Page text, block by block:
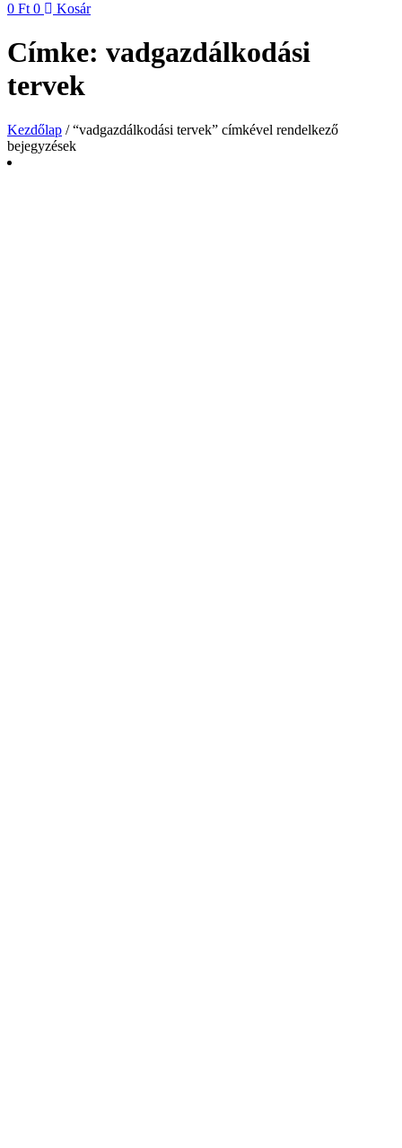
0 Ft 0 Kosár
Címke: vadgazdálkodási
tervek
Kezdőlap / “vadgazdálkodási tervek” címkével rendelkező
bejegyzések